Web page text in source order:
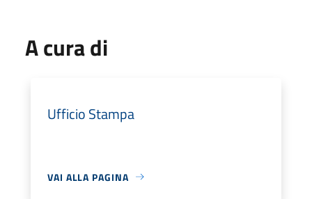
A cura di
Ufficio Stampa
VAI ALLA PAGINA